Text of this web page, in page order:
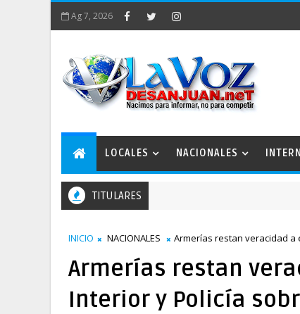
Ag 7, 2026
LOCALES NACIONALES
TITULARES
INICIO NACIONALES Armerías restan veracidad a
Armerías restan
Interior y Policía